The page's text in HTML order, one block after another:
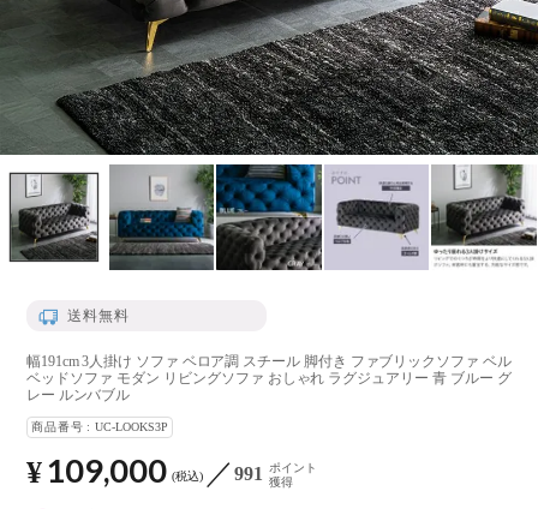
送料無料
幅191cm 3人掛け ソファ ベロア調 スチール 脚付き ファブリックソファ ベル
ベッドソファ モダン リビングソファ おしゃれ ラグジュアリー 青 ブルー グ
レー ルンバブル
商品番号 UC-LOOKS3P
¥ 109,000 税込 991
ポイント
獲得